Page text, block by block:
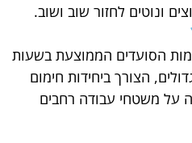
ונוטים לחזור שוב ושוב.
הסועדים הממוצעת בשעות
הצורך ביחידות חימום
על משטחי עבודה רחבים